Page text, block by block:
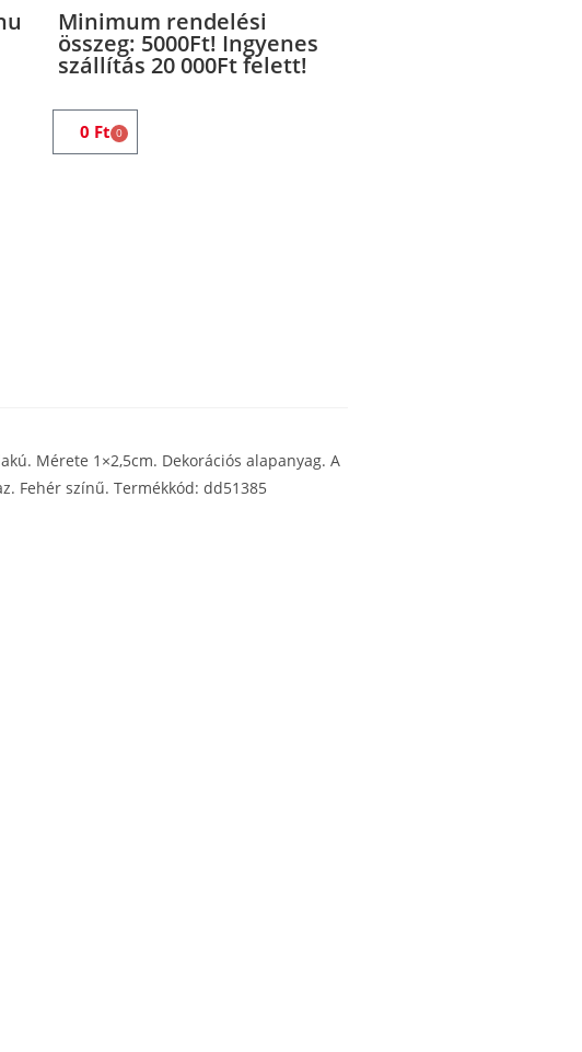
Minimum rendelési
összeg: 5000Ft! Ingyenes
szállítás 20 000Ft felett!
0 Ft 0
Mérete 1×2,5cm. Dekorációs alapanyag. A
Fehér színű. Termékkód: dd51385